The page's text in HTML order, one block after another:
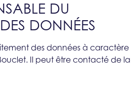
DU
DONNÉES
des données à caractère
Il peut être contacté de la